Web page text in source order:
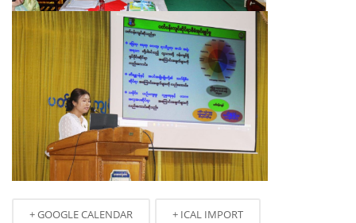
+ GOOGLE CALENDAR + ICAL IMPORT